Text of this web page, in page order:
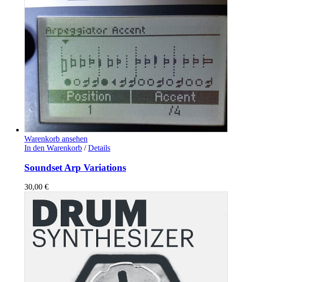
Warenkorb ansehen
In den Warenkorb / Details
Soundset Arp Variations
30,00 €